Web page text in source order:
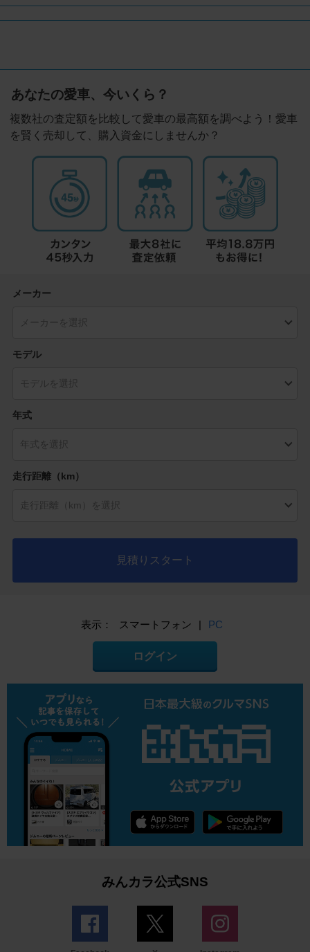
あなたの愛車、今いくら？
複数社の査定額を比較して愛車の最高額を調べよう！愛車
を賢く売却して、購入資金にしませんか？
メーカー
モデル
年式
走行距離（km）
見積りスタート
表示： スマートフォン PC
ログイン
みんカラ公式SNS